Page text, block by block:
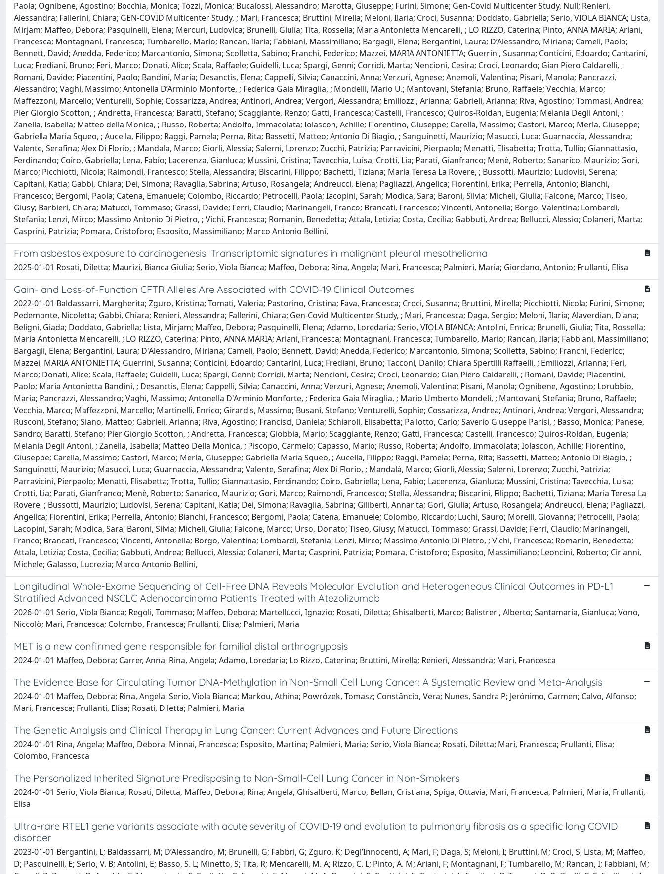
Paola; Ognibene, Agostino; Bocchia, Monica; Tozzi, Monica; Bucalossi, Alessandro; Marotta, Giuseppe; Furini, Simone; Gen-Covid Multicenter Study, Null; Renieri,
Alessandra; Fallerini, Chiara; GEN-COVID Multicenter Study, ; Mari, Francesca; Bruttini, Mirella; Meloni, Ilaria; Croci, Susanna; Doddato, Gabriella; Serio, VIOLA BIANCA; Lista,
Mirjam; Maffeo, Debora; Pasquinelli, Elena; Mercuri, Ludovica; Brunelli, Giulia; Tita, Rossella; Maria Antonietta Mencarelli, ; LO RIZZO, Caterina; Pinto, ANNA MARIA; Ariani,
Francesca; Montagnani, Francesca; Tumbarello, Mario; Rancan, Ilaria; Fabbiani, Massimiliano; Bargagli, Elena; Bergantini, Laura; D’Alessandro, Miriana; Cameli, Paolo;
Bennett, David; Anedda, Federico; Marcantonio, Simona; Scolletta, Sabino; Franchi, Federico; Mazzei, MARIA ANTONIETTA; Guerrini, Susanna; Conticini, Edoardo; Cantarini,
Luca; Frediani, Bruno; Feri, Marco; Donati, Alice; Scala, Raffaele; Guidelli, Luca; Spargi, Genni; Corridi, Marta; Nencioni, Cesira; Croci, Leonardo; Gian Piero Caldarelli, ;
Romani, Davide; Piacentini, Paolo; Bandini, Maria; Desanctis, Elena; Cappelli, Silvia; Canaccini, Anna; Verzuri, Agnese; Anemoli, Valentina; Pisani, Manola; Pancrazzi,
Alessandro; Vaghi, Massimo; Antonella D’Arminio Monforte, ; Federica Gaia Miraglia, ; Mondelli, Mario U.; Mantovani, Stefania; Bruno, Raffaele; Vecchia, Marco;
Maffezzoni, Marcello; Venturelli, Sophie; Cossarizza, Andrea; Antinori, Andrea; Vergori, Alessandra; Emiliozzi, Arianna; Gabrieli, Arianna; Riva, Agostino; Tommasi, Andrea;
Pier Giorgio Scotton, ; Andretta, Francesca; Baratti, Stefano; Scaggiante, Renzo; Gatti, Francesca; Castelli, Francesco; Quiros-Roldan, Eugenia; Melania Degli Antoni, ;
Zanella, Isabella; Matteo della Monica, ; Russo, Roberta; Andolfo, Immacolata; Iolascon, Achille; Fiorentino, Giuseppe; Carella, Massimo; Castori, Marco; Merla, Giuseppe;
Gabriella Maria Squeo, ; Aucella, Filippo; Raggi, Pamela; Perna, Rita; Bassetti, Matteo; Antonio Di Biagio, ; Sanguinetti, Maurizio; Masucci, Luca; Guarnaccia, Alessandra;
Valente, Serafina; Alex Di Florio, ; Mandala, Marco; Giorli, Alessia; Salerni, Lorenzo; Zucchi, Patrizia; Parravicini, Pierpaolo; Menatti, Elisabetta; Trotta, Tullio; Giannattasio,
Ferdinando; Coiro, Gabriella; Lena, Fabio; Lacerenza, Gianluca; Mussini, Cristina; Tavecchia, Luisa; Crotti, Lia; Parati, Gianfranco; Menè, Roberto; Sanarico, Maurizio; Gori,
Marco; Picchiotti, Nicola; Raimondi, Francesco; Stella, Alessandra; Biscarini, Filippo; Bachetti, Tiziana; Maria Teresa La Rovere, ; Bussotti, Maurizio; Ludovisi, Serena;
Capitani, Katia; Gabbi, Chiara; Dei, Simona; Ravaglia, Sabrina; Artuso, Rosangela; Andreucci, Elena; Pagliazzi, Angelica; Fiorentini, Erika; Perrella, Antonio; Bianchi,
Francesco; Bergomi, Paola; Catena, Emanuele; Colombo, Riccardo; Petrocelli, Paola; Iacopini, Sarah; Modica, Sara; Baroni, Silvia; Micheli, Giulia; Falcone, Marco; Tiseo,
Giusy; Barbieri, Chiara; Matucci, Tommaso; Grassi, Davide; Ferri, Claudio; Marinangeli, Franco; Brancati, Francesco; Vincenti, Antonella; Borgo, Valentina; Lombardi,
Stefania; Lenzi, Mirco; Massimo Antonio Di Pietro, ; Vichi, Francesca; Romanin, Benedetta; Attala, Letizia; Costa, Cecilia; Gabbuti, Andrea; Bellucci, Alessio; Colaneri, Marta;
Casprini, Patrizia; Pomara, Cristoforo; Esposito, Massimiliano; Marco Antonio Bellini,
From asbestos exposure to carcinogenesis: Transcriptomic signatures in malignant pleural mesothelioma
2025-01-01 Rosati, Diletta; Maurizi, Bianca Giulia; Serio, Viola Bianca; Maffeo, Debora; Rina, Angela; Mari, Francesca; Palmieri, Maria; Giordano, Antonio; Frullanti, Elisa
Gain- and Loss-of-Function CFTR Alleles Are Associated with COVID-19 Clinical Outcomes
2022-01-01 Baldassarri, Margherita; Zguro, Kristina; Tomati, Valeria; Pastorino, Cristina; Fava, Francesca; Croci, Susanna; Bruttini, Mirella; Picchiotti, Nicola; Furini, Simone;
Pedemonte, Nicoletta; Gabbi, Chiara; Renieri, Alessandra; Fallerini, Chiara; Gen-Covid Multicenter Study, ; Mari, Francesca; Daga, Sergio; Meloni, Ilaria; Alaverdian, Diana;
Beligni, Giada; Doddato, Gabriella; Lista, Mirjam; Maffeo, Debora; Pasquinelli, Elena; Adamo, Loredaria; Serio, VIOLA BIANCA; Antolini, Enrica; Brunelli, Giulia; Tita, Rossella;
Maria Antonietta Mencarelli, ; LO RIZZO, Caterina; Pinto, ANNA MARIA; Ariani, Francesca; Montagnani, Francesca; Tumbarello, Mario; Rancan, Ilaria; Fabbiani, Massimiliano;
Bargagli, Elena; Bergantini, Laura; D'Alessandro, Miriana; Cameli, Paolo; Bennett, David; Anedda, Federico; Marcantonio, Simona; Scolletta, Sabino; Franchi, Federico;
Mazzei, MARIA ANTONIETTA; Guerrini, Susanna; Conticini, Edoardo; Cantarini, Luca; Frediani, Bruno; Tacconi, Danilo; Chiara Spertilli Raffaelli, ; Emiliozzi, Arianna; Feri,
Marco; Donati, Alice; Scala, Raffaele; Guidelli, Luca; Spargi, Genni; Corridi, Marta; Nencioni, Cesira; Croci, Leonardo; Gian Piero Caldarelli, ; Romani, Davide; Piacentini,
Paolo; Maria Antonietta Bandini, ; Desanctis, Elena; Cappelli, Silvia; Canaccini, Anna; Verzuri, Agnese; Anemoli, Valentina; Pisani, Manola; Ognibene, Agostino; Lorubbio,
Maria; Pancrazzi, Alessandro; Vaghi, Massimo; Antonella D'Arminio Monforte, ; Federica Gaia Miraglia, ; Mario Umberto Mondeli, ; Mantovani, Stefania; Bruno, Raffaele;
Vecchia, Marco; Maffezzoni, Marcello; Martinelli, Enrico; Girardis, Massimo; Busani, Stefano; Venturelli, Sophie; Cossarizza, Andrea; Antinori, Andrea; Vergori, Alessandra;
Rusconi, Stefano; Siano, Matteo; Gabrieli, Arianna; Riva, Agostino; Francisci, Daniela; Schiaroli, Elisabetta; Pallotto, Carlo; Saverio Giuseppe Parisi, ; Basso, Monica; Panese,
Sandro; Baratti, Stefano; Pier Giorgio Scotton, ; Andretta, Francesca; Giobbia, Mario; Scaggiante, Renzo; Gatti, Francesca; Castelli, Francesco; Quiros-Roldan, Eugenia;
Melania Degli Antoni, ; Zanella, Isabella; Matteo Della Monica, ; Piscopo, Carmelo; Capasso, Mario; Russo, Roberta; Andolfo, Immacolata; Iolascon, Achille; Fiorentino,
Giuseppe; Carella, Massimo; Castori, Marco; Merla, Giuseppe; Gabriella Maria Squeo, ; Aucella, Filippo; Raggi, Pamela; Perna, Rita; Bassetti, Matteo; Antonio Di Biagio, ;
Sanguinetti, Maurizio; Masucci, Luca; Guarnaccia, Alessandra; Valente, Serafina; Alex Di Florio, ; Mandalà, Marco; Giorli, Alessia; Salerni, Lorenzo; Zucchi, Patrizia;
Parravicini, Pierpaolo; Menatti, Elisabetta; Trotta, Tullio; Giannattasio, Ferdinando; Coiro, Gabriella; Lena, Fabio; Lacerenza, Gianluca; Mussini, Cristina; Tavecchia, Luisa;
Crotti, Lia; Parati, Gianfranco; Menè, Roberto; Sanarico, Maurizio; Gori, Marco; Raimondi, Francesco; Stella, Alessandra; Biscarini, Filippo; Bachetti, Tiziana; Maria Teresa La
Rovere, ; Bussotti, Maurizio; Ludovisi, Serena; Capitani, Katia; Dei, Simona; Ravaglia, Sabrina; Giliberti, Annarita; Gori, Giulia; Artuso, Rosangela; Andreucci, Elena; Pagliazzi,
Angelica; Fiorentini, Erika; Perrella, Antonio; Bianchi, Francesco; Bergomi, Paola; Catena, Emanuele; Colombo, Riccardo; Luchi, Sauro; Morelli, Giovanna; Petrocelli, Paola;
Lacopini, Sarah; Modica, Sara; Baroni, Silvia; Micheli, Giulia; Falcone, Marco; Urso, Donato; Tiseo, Giusy; Matucci, Tommaso; Grassi, Davide; Ferri, Claudio; Marinangeli,
Franco; Brancati, Francesco; Vincenti, Antonella; Borgo, Valentina; Lombardi, Stefania; Lenzi, Mirco; Massimo Antonio Di Pietro, ; Vichi, Francesca; Romanin, Benedetta;
Attala, Letizia; Costa, Cecilia; Gabbuti, Andrea; Bellucci, Alessia; Colaneri, Marta; Casprini, Patrizia; Pomara, Cristoforo; Esposito, Massimiliano; Leoncini, Roberto; Cirianni,
Michele; Galasso, Lucrezia; Marco Antonio Bellini,
Longitudinal Whole-Exome Sequencing of Cell-Free DNA Reveals Molecular Evolution and Heterogeneous Clinical Outcomes in PD-L1
Stratified Advanced NSCLC Adenocarcinoma Patients Treated with Atezolizumab
2026-01-01 Serio, Viola Bianca; Regoli, Tommaso; Maffeo, Debora; Martellucci, Ignazio; Rosati, Diletta; Ghisalberti, Marco; Balistreri, Alberto; Santamaria, Gianluca; Vono,
Niccolò; Mari, Francesca; Colombo, Francesca; Frullanti, Elisa; Palmieri, Maria
MET is a new confirmed gene responsible for familial distal arthrogryposis
2024-01-01 Maffeo, Debora; Carrer, Anna; Rina, Angela; Adamo, Loredaria; Lo Rizzo, Caterina; Bruttini, Mirella; Renieri, Alessandra; Mari, Francesca
The Evidence Base for Circulating Tumor DNA-Methylation in Non-Small Cell Lung Cancer: A Systematic Review and Meta-Analysis
2024-01-01 Maffeo, Debora; Rina, Angela; Serio, Viola Bianca; Markou, Athina; Powrózek, Tomasz; Constâncio, Vera; Nunes, Sandra P; Jerónimo, Carmen; Calvo, Alfonso;
Mari, Francesca; Frullanti, Elisa; Rosati, Diletta; Palmieri, Maria
The Genetic Analysis and Clinical Therapy in Lung Cancer: Current Advances and Future Directions
2024-01-01 Rina, Angela; Maffeo, Debora; Minnai, Francesca; Esposito, Martina; Palmieri, Maria; Serio, Viola Bianca; Rosati, Diletta; Mari, Francesca; Frullanti, Elisa;
Colombo, Francesca
The Personalized Inherited Signature Predisposing to Non-Small-Cell Lung Cancer in Non-Smokers
2024-01-01 Serio, Viola Bianca; Rosati, Diletta; Maffeo, Debora; Rina, Angela; Ghisalberti, Marco; Bellan, Cristiana; Spiga, Ottavia; Mari, Francesca; Palmieri, Maria; Frullanti,
Elisa
Ultra-rare RTEL1 gene variants associate with acute severity of COVID-19 and evolution to pulmonary fibrosis as a specific long COVID
disorder
2023-01-01 Bergantini, L; Baldassarri, M; D’Alessandro, M; Brunelli, G; Fabbri, G; Zguro, K; Degl’Innocenti, A; Mari, F; Daga, S; Meloni, I; Bruttini, M; Croci, S; Lista, M; Maffeo,
D; Pasquinelli, E; Serio, V. B; Antolini, E; Basso, S. L; Minetto, S; Tita, R; Mencarelli, M. A; Rizzo, C. L; Pinto, A. M; Ariani, F; Montagnani, F; Tumbarello, M; Rancan, I; Fabbiani, M;